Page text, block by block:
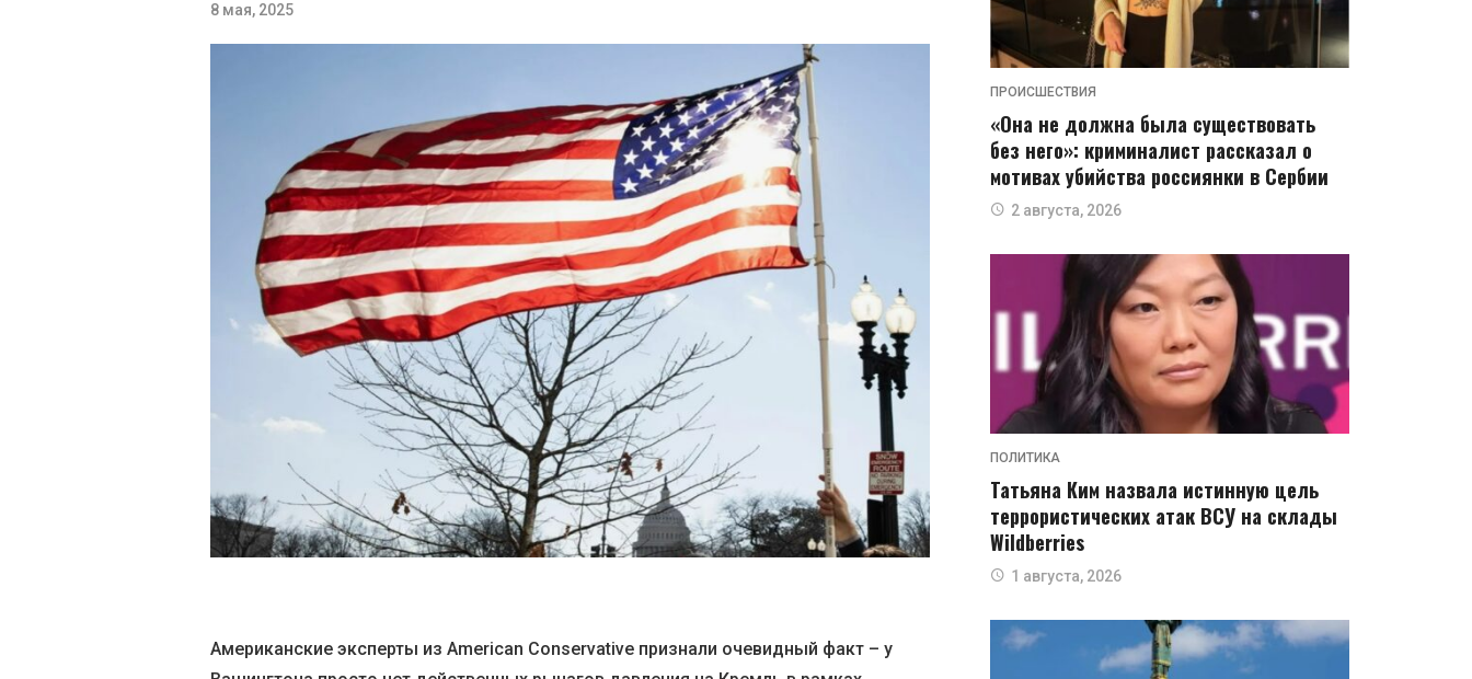
8 мая, 2025
Американские эксперты из American Conservative признали очевидный факт – у
ПРОИСШЕСТВИЯ
«Она не должна была существовать
без него»: криминалист рассказал о
мотивах убийства россиянки в Сербии
2 августа, 2026
ПОЛИТИКА
Татьяна Ким назвала истинную цель
террористических атак ВСУ на склады
Wildberries
1 августа, 2026